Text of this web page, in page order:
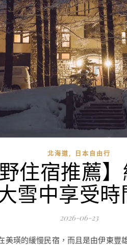
北海道, 日本自由行
野住宿推薦
雪中享受
2026-06-23
美瑛的緩慢民宿，而且是由伊東豐